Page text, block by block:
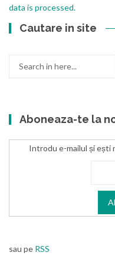
data is processed.
Cautare in site
Aboneaza-te la
Introdu e-mailul și ești
sau pe RSS